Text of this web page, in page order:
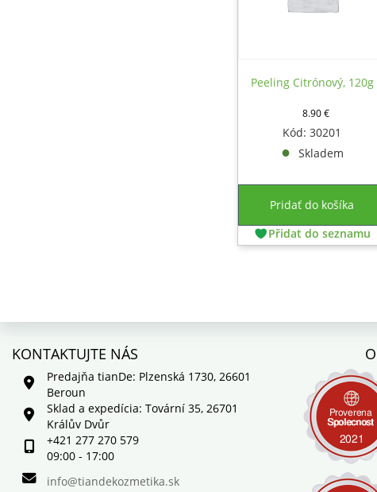
Peeling Citrónový, 120g
8.90€
Kód: 30201
Skladem
Pridať do košíka
Přidat do seznamu
KONTAKTUJTE NÁS
Predajňa tianDe: Plzenská 1730, 26601
Beroun
Sklad a expedícia: Tovární 35, 26701
Králův Dvůr
+421 277 270 579
09:00 - 17:00
info@tiandekozmetika.sk